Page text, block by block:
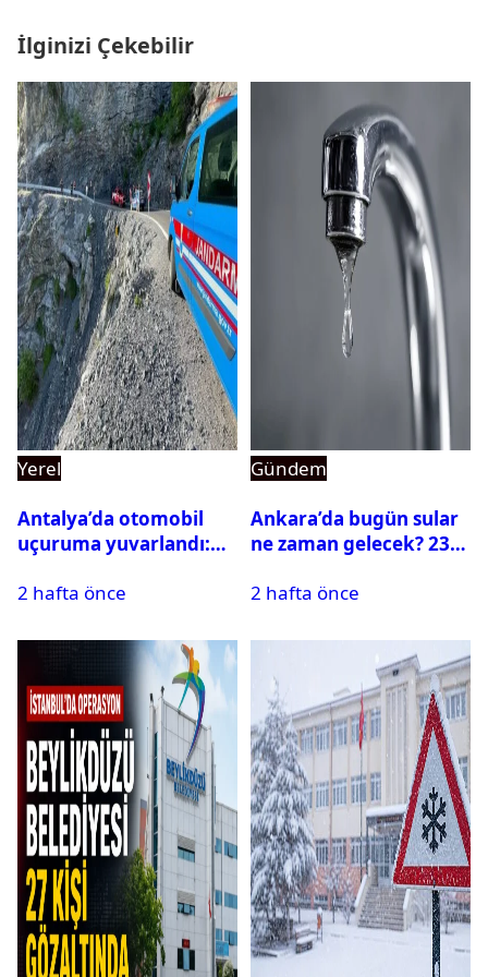
İlginizi Çekebilir
Yerel
Antalya’da otomobil
uçuruma yuvarlandı:
var
2 hafta önce
Gündem
Ankara’da bugün sular
ne zaman gelecek? 23
su kesintisi sorgulama
2 hafta önce